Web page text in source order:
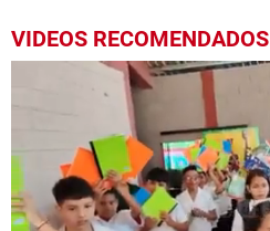
VIDEOS RECOMENDADOS